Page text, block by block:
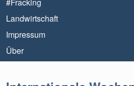
Landwirtschaft
Impressum
Über